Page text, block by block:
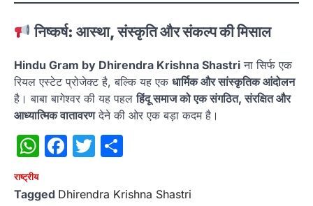
निष्कर्ष: आस्था, संस्कृति और संकल्प की मिसाल
Hindu Gram by Dhirendra Krishna Shastri ना सिर्फ एक
रियल एस्टेट प्रोजेक्ट है, बल्कि यह एक धार्मिक और सांस्कृतिक आंदोलन
है। बाबा बागेश्वर की यह पहलहिंदू समाज को एक संगठित, संरक्षित और
आध्यात्मिक वातावरणदेने की ओर एक बड़ा कदम है।
WhatsApp
Facebook
Twitter
राष्‍ट्रीय
Tagged Dhirendra Krishna Shastri